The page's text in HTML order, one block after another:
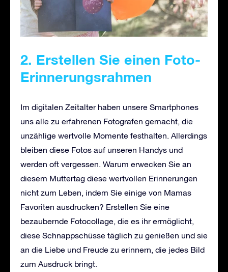
2. Erstellen Sie einen Foto-
Erinnerungsrahmen
Im digitalen Zeitalter haben unsere Smartphones
uns alle zu erfahrenen Fotografen gemacht, die
unzählige wertvolle Momente festhalten. Allerdings
bleiben diese Fotos auf unseren Handys und
werden oft vergessen. Warum erwecken Sie an
diesem Muttertag diese wertvollen Erinnerungen
nicht zum Leben, indem Sie einige von Mamas
Favoriten ausdrucken? Erstellen Sie eine
bezaubernde Fotocollage, die es ihr ermöglicht,
diese Schnappschüsse täglich zu genießen und sie
an die Liebe und Freude zu erinnern, die jedes Bild
zum Ausdruck bringt.